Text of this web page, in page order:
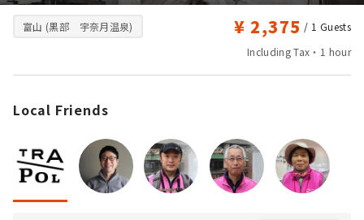
富山 (黒部 宇奈月温泉) ¥ 2,375 / 1 Guests
Including Tax・1 hour
Local Friends